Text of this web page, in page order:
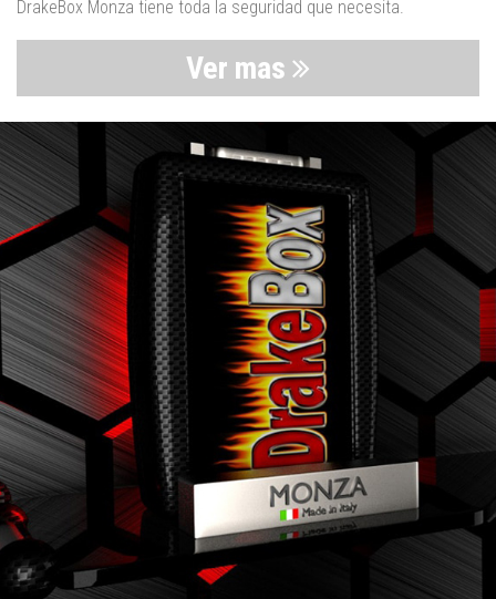
DrakeBox Monza tiene toda la seguridad que necesita.
Ver mas